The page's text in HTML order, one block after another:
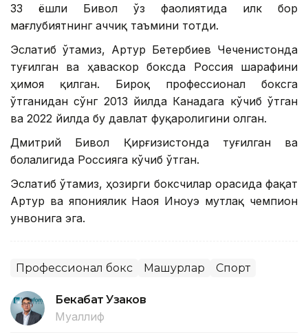
33 ёшли Бивол ўз фаолиятида илк бор
мағлубиятнинг аччиқ таъмини тотди.
Эслатиб ўтамиз, Артур Бетербиев Чеченистонда
туғилган ва ҳаваскор боксда Россия шарафини
ҳимоя қилган. Бироқ профессионал боксга
ўтганидан сўнг 2013 йилда Канадага кўчиб ўтган
ва 2022 йилда бу давлат фуқаролигини олган.
Дмитрий Бивол Қирғизистонда туғилган ва
болалигида Россияга кўчиб ўтган.
Эслатиб ўтамиз, ҳозирги боксчилар орасида фақат
Артур ва япониялик Наоя Иноуэ мутлақ чемпион
унвонига эга.
Профессионал бокс Машҳурлар Спорт
Бекабат Узаков
Муаллиф